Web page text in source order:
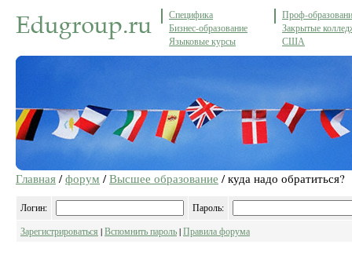
Специфика
Бизнес-образование
Языковые курсы
Проф-
Закрытые
США
Главная /форум /Высшее образование / куда надо обратиться?
Логин:
Пароль:
Зарегистрироваться |Вспомнить пароль|Правила форума